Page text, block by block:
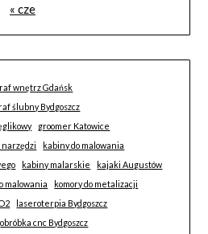
« cze
wnętrz Gdańsk
ślubny Bydgoszcz
groomer Katowice
kabiny do malowania
kabiny malarskie
kajaki Augustów
malowania
komory do metalizacji
laseroterpia Bydgoszcz
obróbka cnc Bydgoszcz